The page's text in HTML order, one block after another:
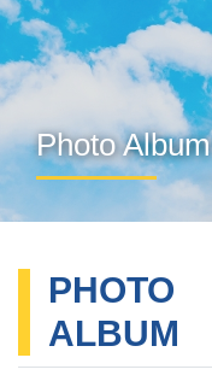
Photo Album
PHOTO
ALBUM